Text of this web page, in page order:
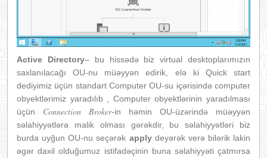
Active Directory– bu hissədə biz virtual desktoplarımızın
saxlanılacağı OU-nu müəyyən edirik, elə ki Quick start
dediyimiz üçün standart Computer OU-su içərisində computer
obyektlərimiz yaradılıb , Computer obyektlərinin yaradılması
üçün Connection Broker-in həmin OU-üzərində müəyyən
səlahiyyətlərə malik olması gərəkdir, bu səlahiyyətləri biz
burda uyğun OU-nu seçərək applydeyərək verə bilərik lakin
əgər daxil olduğumuz istifadəçinin buna səlahiyyəti çatmırsa